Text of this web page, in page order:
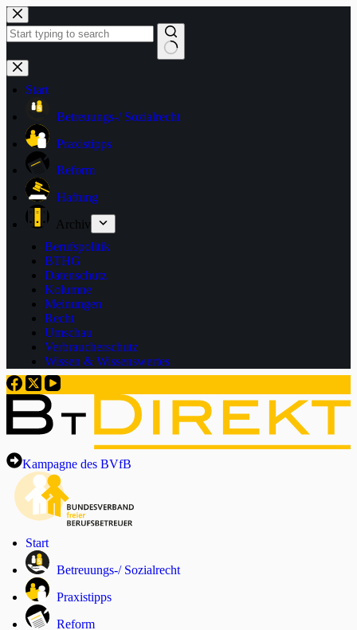
Zum
Inhalt
springen
Keine
Ergebnisse
Start
Betreuungs-/ Sozialrecht
Praxistipps
Reform
Haftung
Archiv
Berufspolitik
BTHG
Datenschutz
Kolumne
Meinungen
Recht
Umschau
Verbraucherschutz
Wissen & Wissenswertes
Kampagne des BVfB
Start
Betreuungs-/ Sozialrecht
Praxistipps
Reform